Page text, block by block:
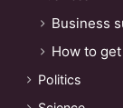
Business
How to
Politics